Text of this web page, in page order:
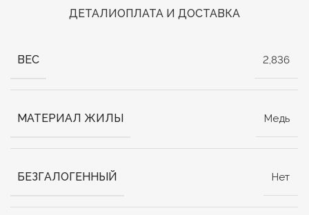
ДЕТАЛИОПЛАТА И ДОСТАВКА
ВЕС 2,836
МАТЕРИАЛ ЖИЛЫ Медь
БЕЗГАЛОГЕННЫЙ Нет